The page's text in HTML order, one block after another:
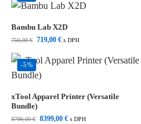
Bambu Lab X2D
759,00€ 719,00 € s DPH
-5%
xTool Apparel Printer (Versatile
Bundle)
8799,00€ 8399,00 € s DPH